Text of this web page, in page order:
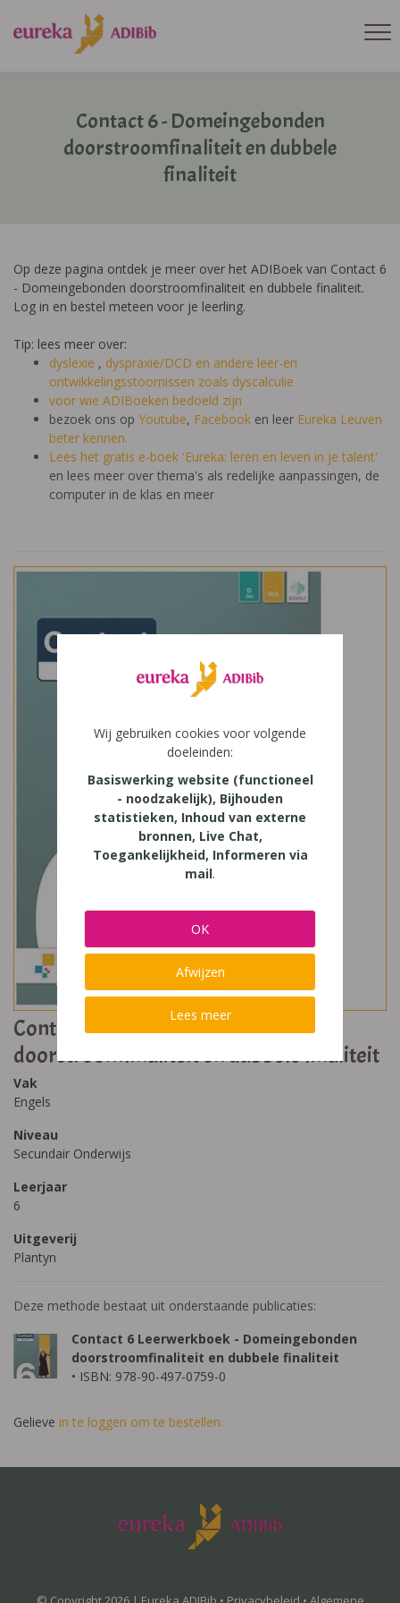
Contact 6 - Domeingebonden
doorstroomfinaliteit en dubbele
finaliteit
Op deze pagina ontdek je meer over het ADIBoek van Contact 6
- Domeingebonden doorstroomfinaliteit en dubbele finaliteit.
Log in en bestel meteen voor je leerling.
Tip: lees meer over:
dyslexie , dyspraxie/DCD en andere leer-en
ontwikkelingsstoornissen zoals dyscalculie
voor wie ADIBoeken bedoeld zijn
bezoek ons op Youtube, Facebook en leer Eureka Leuven
beter kennen.
Lees het gratis e-boek 'Eureka: leren en leven in je talent'
en lees meer over thema's als redelijke aanpassingen, de
computer in de klas en meer
Contact 6 - Domeingebonden
doorstroomfinaliteit en dubbele finaliteit
Vak
Engels
Niveau
Secundair Onderwijs
Leerjaar
6
Uitgeverij
Plantyn
Deze methode bestaat uit onderstaande publicaties:
Contact 6 Leerwerkboek - Domeingebonden
doorstroomfinaliteit en dubbele finaliteit
• ISBN: 978-90-497-0759-0
Gelieve in te loggen om te bestellen.
Wij gebruiken cookies voor volgende
doeleinden:
Basiswerking website (functioneel
- noodzakelijk), Bijhouden
statistieken, Inhoud van externe
bronnen, Live Chat,
Toegankelijkheid, Informeren via
mail.
OK
Afwijzen
Lees meer